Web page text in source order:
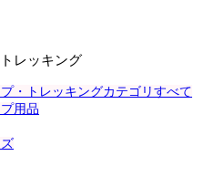
レッキング
・トレッキングカテゴリすべて
用品